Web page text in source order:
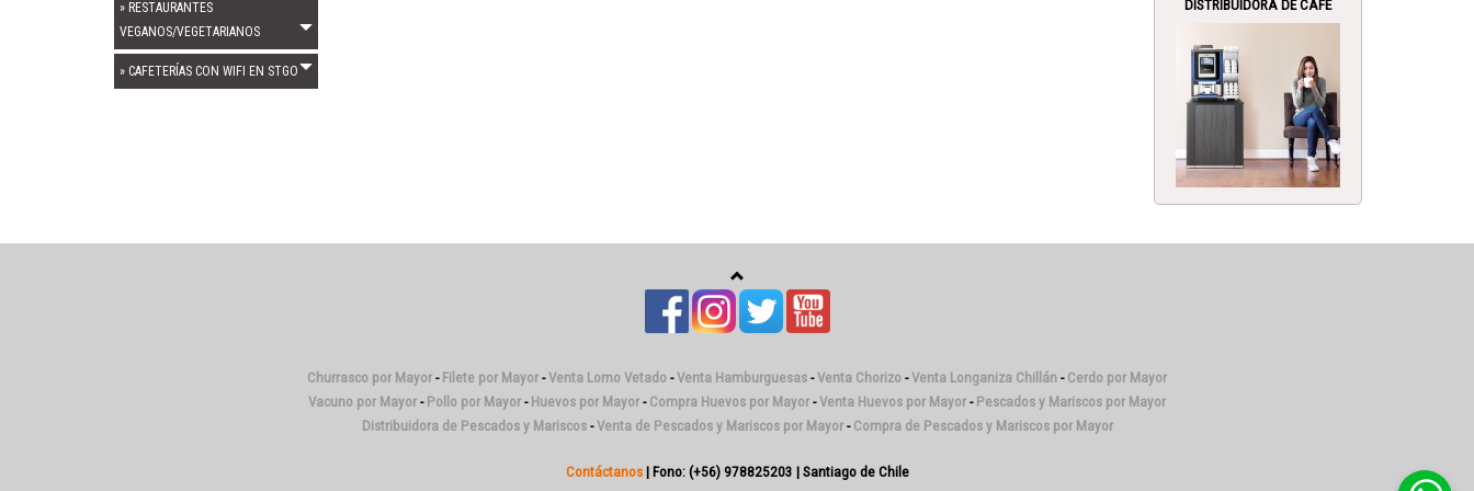
» RESTAURANTES
VEGANOS/VEGETARIANOS
» CAFETERÍAS CON WIFI EN STGO
DISTRIBUIDORA DE CAFÉ
Churrasco por Mayor - Filete por Mayor -Venta Lomo Vetado -Venta Hamburguesas -Venta Chorizo -Venta Longaniza Chillán - Cerdo por Mayor
Vacuno por Mayor - Pollo por Mayor - Huevos por Mayor - Compra Huevos por Mayor -Venta Huevos por Mayor - Pescados y Mariscos por Mayor
Distribuidora de Pescados y Mariscos-Venta de Pescados y Mariscos por Mayor- Compra de Pescados y Mariscos por Mayor
Contáctanos| Fono: (+56) 978825203 | Santiago de Chile